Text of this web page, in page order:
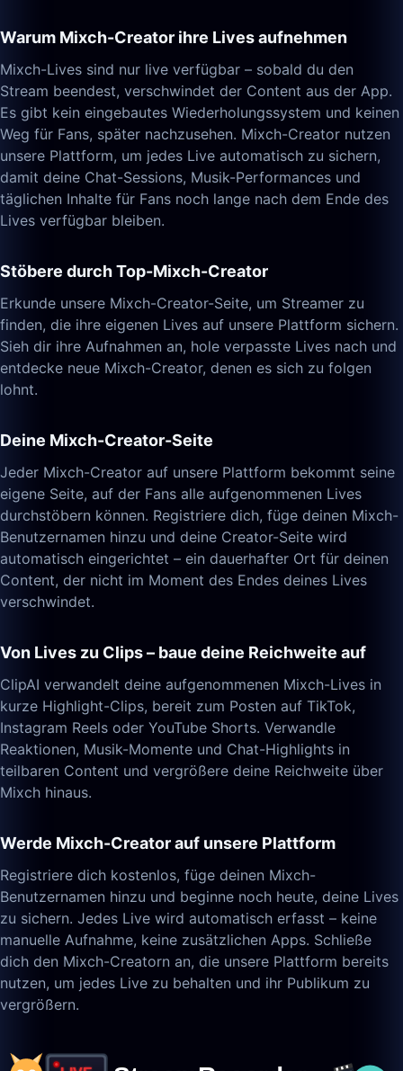
Warum Mixch-Creator ihre Lives aufnehmen
Mixch-Lives sind nur live verfügbar – sobald du den
Stream beendest, verschwindet der Content aus der App.
Es gibt kein eingebautes Wiederholungssystem und keinen
Weg für Fans, später nachzusehen. Mixch-Creator nutzen
unsere Plattform, um jedes Live automatisch zu sichern,
damit deine Chat-Sessions, Musik-Performances und
täglichen Inhalte für Fans noch lange nach dem Ende des
Lives verfügbar bleiben.
Stöbere durch Top-Mixch-Creator
Erkunde unsere Mixch-Creator-Seite, um Streamer zu
finden, die ihre eigenen Lives auf unsere Plattform sichern.
Sieh dir ihre Aufnahmen an, hole verpasste Lives nach und
entdecke neue Mixch-Creator, denen es sich zu folgen
lohnt.
Deine Mixch-Creator-Seite
Jeder Mixch-Creator auf unsere Plattform bekommt seine
eigene Seite, auf der Fans alle aufgenommenen Lives
durchstöbern können. Registriere dich, füge deinen Mixch-
Benutzernamen hinzu und deine Creator-Seite wird
automatisch eingerichtet – ein dauerhafter Ort für deinen
Content, der nicht im Moment des Endes deines Lives
verschwindet.
Von Lives zu Clips – baue deine Reichweite auf
ClipAI verwandelt deine aufgenommenen Mixch-Lives in
kurze Highlight-Clips, bereit zum Posten auf TikTok,
Instagram Reels oder YouTube Shorts. Verwandle
Reaktionen, Musik-Momente und Chat-Highlights in
teilbaren Content und vergrößere deine Reichweite über
Mixch hinaus.
Werde Mixch-Creator auf unsere Plattform
Registriere dich kostenlos, füge deinen Mixch-
Benutzernamen hinzu und beginne noch heute, deine Lives
zu sichern. Jedes Live wird automatisch erfasst – keine
manuelle Aufnahme, keine zusätzlichen Apps. Schließe
dich den Mixch-Creatorn an, die unsere Plattform bereits
nutzen, um jedes Live zu behalten und ihr Publikum zu
vergrößern.